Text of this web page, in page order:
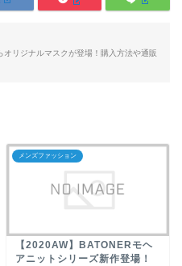
オリジナルマスクが登場！購入方法や通販
メンズファッション
【2020AW】BATONERモヘ
アニットシリーズ新作登場！